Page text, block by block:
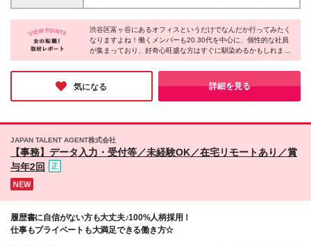
F、 または首都圏の各プロジェクト先（東京23区、渋
谷区、新宿区、六本木、新橋、品川など都内中心）
★フルリモートあり！ ※フルリモート希望の場合は、
個人のスキルに応じて判断いたします
渋谷区富ヶ谷にあるオフィスというだけでなんだか行ってみたく
なりますよね！働くメンバーも20.30代を中心に、個性的な社員
が集まっており、好奇心旺盛な方はすぐに馴染めるかもしれませ
ん。『クリエイター』というと専門学校を通ったり、特別なスキ
ルが必要だと思われがちですが、同社は、実務未経験でもプロを
目指せるということで驚きました！手に職をつけたい方は、この
機会を是非お見逃しなく。
気になる 詳細を見る
JAPAN TALENT AGENT株式会社
【事務】データ入力・受付等／未経験OK／在宅リモートあり／賞
与年2回
履歴書に自信がない方も大丈夫♪100%人柄採用！
仕事もプライベートも大満足できる働き方☆